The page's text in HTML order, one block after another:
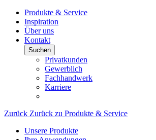
Produkte & Service
Inspiration
Über uns
Kontakt
Suchen
Privatkunden
Gewerblich
Fachhandwerk
Karriere
Zurück Zurück zu Produkte & Service
Unsere Produkte